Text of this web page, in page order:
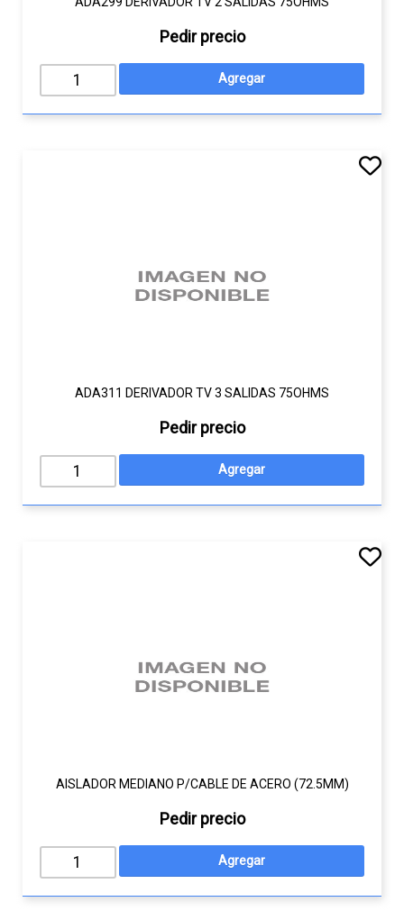
Pedir precio
ADA311 DERIVADOR TV 3 SALIDAS 75OHMS
Pedir precio
AISLADOR MEDIANO P/CABLE DE ACERO (72.5MM)
Pedir precio